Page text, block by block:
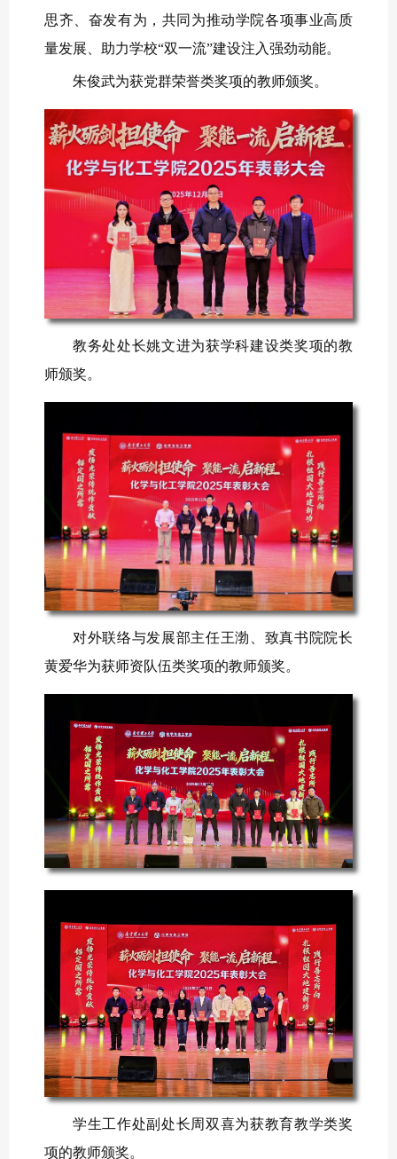
思齐、奋发有为，共同为推动学院各项事业高质
量发展、助力学校“双一流”建设注入强劲动能。
朱俊武为获党群荣誉类奖项的教师颁奖。
教务处处长姚文进为获学科建设类奖项的教
师颁奖。
对外联络与发展部主任王渤、致真书院院长
黄爱华为获师资队伍类奖项的教师颁奖。
学生工作处副处长周双喜为获教育教学类奖
项的教师颁奖。